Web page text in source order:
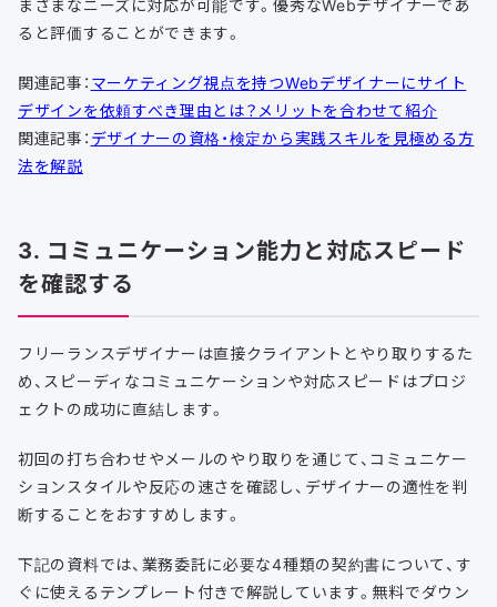
まざまなニーズに対応が可能です。優秀なWebデザイナーであ
ると評価することができます。
関連記事： マーケティング視点を持つWebデザイナーにサイト
デザインを依頼すべき理由とは？メリットを合わせて紹介
関連記事： デザイナーの資格・検定から実践スキルを見極める方
法を解説
3. コミュニケーション能力と対応スピード
を確認する
フリーランスデザイナーは直接クライアントとやり取りするた
め、スピーディなコミュニケーションや対応スピードはプロジ
ェクトの成功に直結します。
初回の打ち合わせやメールのやり取りを通じて、コミュニケー
ションスタイルや反応の速さを確認し、デザイナーの適性を判
断することをおすすめします。
下記の資料では、業務委託に必要な4種類の契約書について、す
ぐに使えるテンプレート付きで解説しています。無料でダウン